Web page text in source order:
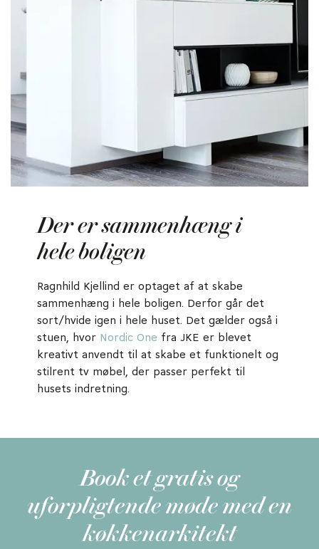
Der er sammenhæng i
hele boligen
Ragnhild Kjellind er optaget af at skabe
sammenhæng i hele boligen. Derfor går det
sort/hvide igen i hele huset. Det gælder også i
stuen, hvor Nordic One fra JKE er blevet
kreativt anvendt til at skabe et funktionelt og
stilrent tv møbel, der passer perfekt til
husets indretning.
Book et gratis og
uforpligtende møde med en
køkkenarkitekt